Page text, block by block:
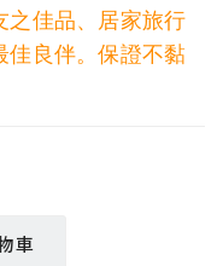
之佳品、居家旅行
佳良伴。保證不黏
車